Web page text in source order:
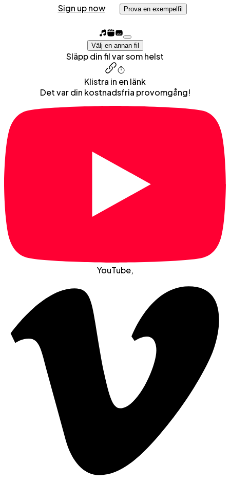
Sign up now Prova en exempelfil
Välj en annan fil
Släpp din fil var som helst
Klistra in en länk
Det var din kostnadsfria provomgång!
YouTube,